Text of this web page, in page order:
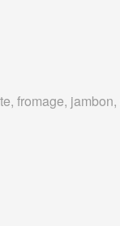
fromage,